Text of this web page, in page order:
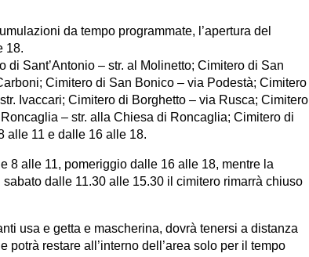
da tempo programmate, l’apertura del
18.
Sant’Antonio – str. al Molinetto; Cimitero di San
Cimitero di San Bonico – via Podestà; Cimitero
Ivaccari; Cimitero di Borghetto – via Rusca; Cimitero
– str. alla Chiesa di Roncaglia; Cimitero di
alle 11 e dalle 16 alle 18.
8 alle 11, pomeriggio dalle 16 alle 18, mentre la
dalle 11.30 alle 15.30 il cimitero rimarrà chiuso
usa e getta e mascherina, dovrà tenersi a distanza
restare all’interno dell’area solo per il tempo